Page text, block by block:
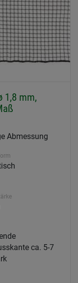
1,8 mm,
Abmessung
ca. 5-7